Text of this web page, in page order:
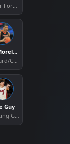
Power Forward
Eric Moreland
Forward/Center
Guy
Shooting Guard